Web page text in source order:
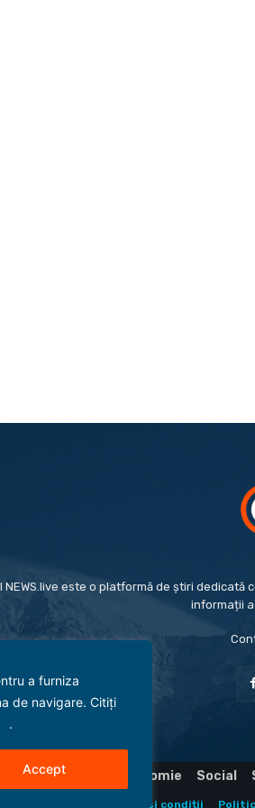
a furniza
de navigare. Citiți
.
Accept
NEWS.live este o platformă de știri
informații
Politică Economie Social
Termeni și condiții